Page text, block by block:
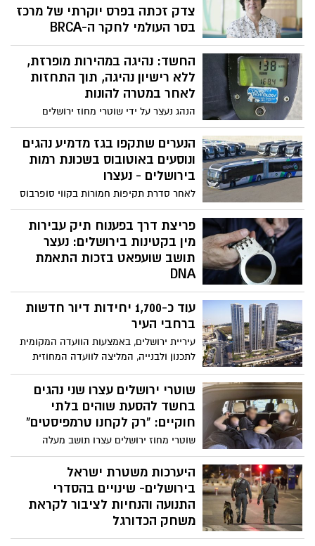
רישיון, תוך התעלמות מוחלטת מהחוק
ומהסיכון למשתמשי הדרך
צדק זכתה בפרס יוקרתי של מרכז
בסר העולמי לחקר ה-BRCA
על בסיס מחקריה ועבודתה של פרופ'
לוי-להד, נכנסה לסל שירותי הבריאות בדיקת
הסקר לגילוי מוטציות בגן BRCA1\2 לנשים
יהודיות
החשד: נהיגה במהירות מופרזת,
ללא רישיון נהיגה, תוך התחזות
לאחר במטרה להונות
הנהג נעצר על ידי שוטרי מחוז ירושלים
ומעצרו הוארך בבית המשפט
הנערים שתקפו בגז מדמיע נהגים
ונוסעים באוטובוס בשכונת רמות
בירושלים - נעצרו
לאחר סדרת תקיפות חמורות בקווי סופרבוס
בירושלים ביומיים האחרונים, שבמהלכן ריססו
נערים גז מדמיע לעבר נהגים, מבקרים ונוסעים
של החברה בתוך מספר אוטובוסים בבירה,
אתמול נעצרו חשודים במקרה האלימות
שאירע בשכונת רמות וזאת תוך תיאום ושיתוף
הפעולה של סופרבוס עם המשטרה
פריצת דרך בפענוח תיק עבירות
מין בקטינות בירושלים: נעצר
תושב שועפאט בזכות התאמת
DNA
בזכות DNA, צפויים חוקרי היחידה ללחימה
בפשיעה ציון במחוז ירושלים לפענח פרשיית
עבירות מין בקטינות, ש'הראשונה' ארעה לפני
למעלה מעשור. החשוד במעשה- תושב מחנה
הפליטים שועפאט נעצר לאחרונה, והיום
עוד כ-1,700 יחידות דיור חדשות
ברחבי העיר
עיריית ירושלים, באמצעות הוועדה המקומית
לתכנון ולבנייה, המליצה לוועדה המחוזית
לאשר ארבע תוכניות להתחדשות עירונית
ותכנית אחת לבנייה חדשה, הכוללות כ-1,700
יחידות דיור חדשות בשכונות פסגת זאב,
קריית משה, פת, דרך חברון וקטמון הישנה
שוטרי ירושלים עצרו שני נהגים
בחשד להסעת שוהים בלתי
חוקיים: “רק לקחנו טרמפיסטים”
שוטרי מחוז ירושלים עצרו תושב מעלה
אדומים ותושב מזרח ירושלים בשני מקרים
שונים בחשד שהסיעו שוהים בלתי חוקיים
תמורת תשלום. בחקירתם, טענו כי ״רק לקחו
טרמפיסטים״
היערכות משטרת ישראל
בירושלים- שינויים בהסדרי
התנועה והנחיות לציבור לקראת
משחק הכדורגל
משטרת ישראל השלימה את היערכותה